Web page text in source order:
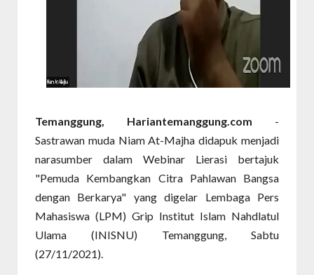
Temanggung, Hariantemanggung.com -
Sastrawan muda Niam At-Majha didapuk menjadi
narasumber dalam Webinar Lierasi bertajuk
"Pemuda Kembangkan Citra Pahlawan Bangsa
dengan Berkarya" yang digelar Lembaga Pers
Mahasiswa (LPM) Grip Institut Islam Nahdlatul
Ulama (INISNU) Temanggung, Sabtu
(27/11/2021).